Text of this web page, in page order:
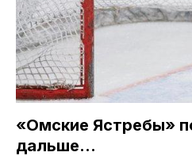
«Омские Ястребы»
дальше…